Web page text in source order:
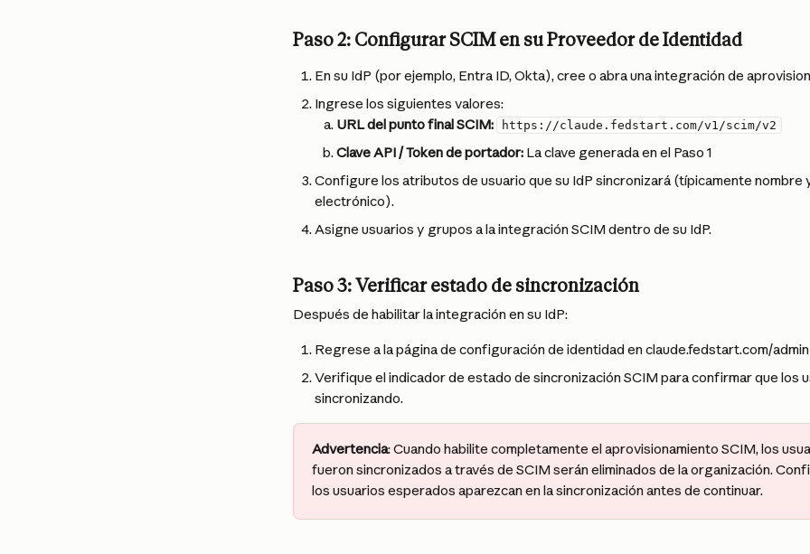
Paso 2: Configurar SCIM en su Proveedor de Identidad
En su IdP (por ejemplo, Entra ID, Okta), cree o abra una integración de
Ingrese los siguientes valores:
URL del punto final SCIM:
https://claude.fedstart.com/v1/scim/v2
Clave API / Token de portador: La clave generada en el Paso 1
Configure los atributos de usuario que su IdP sincronizará (típicamente nombre
electrónico).
Asigne usuarios y grupos a la integración SCIM dentro de su IdP.
Paso 3: Verificar estado de sincronización
Después de habilitar la integración en su IdP:
Regrese a la página de configuración de identidad en claude.fedstart.com/
Verifique el indicador de estado de sincronización SCIM para confirmar que los
sincronizando.
Advertencia: Cuando habilite completamente el aprovisionamiento SCIM, los
fueron sincronizados a través de SCIM serán eliminados de la organización.
los usuarios esperados aparezcan en la sincronización antes de continuar.